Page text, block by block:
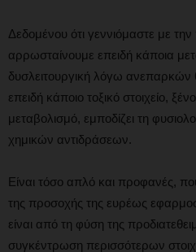
Δεδομένου ότι γεννιόμαστε με την
αρρωσταίνουμε επειδή κάποια
δυσλειτουργική λόγω ανεπαρκών
επειδή κάποιο τοξικό στοιχείο,
μεταβολισμό, εμποδίζει τη
χημικών αντιδράσεων.
Είναι τόσο απλό και προφανές,
της προσοχής της ευρέως
είναι από τη φύση της
συγκέντρωση περισσότερων